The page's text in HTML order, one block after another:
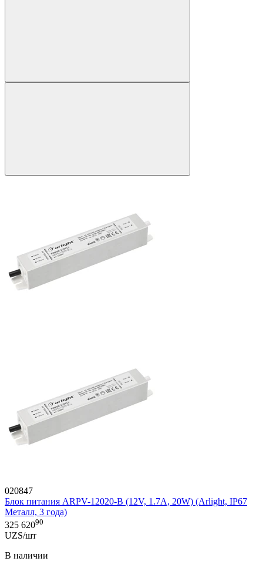
020847
Блок питания ARPV-12020-B (12V, 1.7A, 20W) (Arlight, IP67
Металл, 3 года)
325 62090
UZS/шт
В наличии